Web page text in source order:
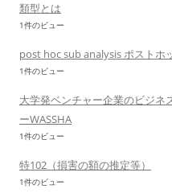
類型とは
1件のビュー
post hoc sub analysis ポストホ
1件のビュー
大学発ベンチャー企業のビジネ
ーWASSHA
1件のビュー
特102（損害の額の推定等）
1件のビュー